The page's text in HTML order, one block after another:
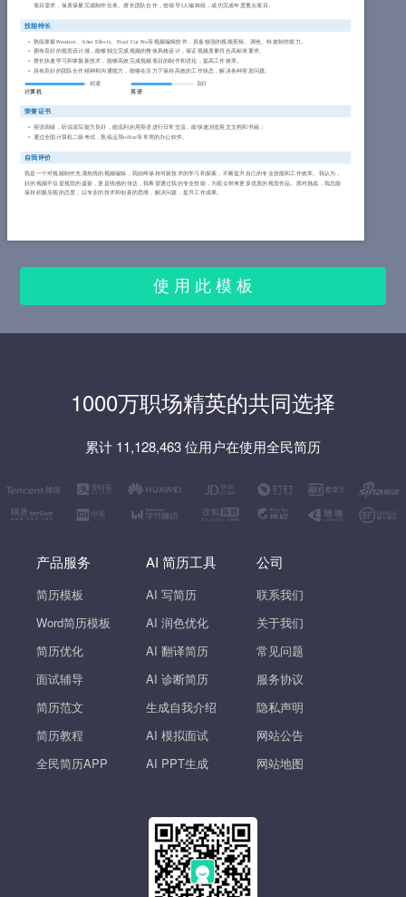
项目需求，保质保量完成制作任务。擅长团队合作，曾领导3人编辑组，成功完成年度重点项目。
技能特长
熟练掌握Premiere、After Effects、Final Cut Pro等视频编辑软件，具备较强的视频剪辑、调色、特效制作能力。
拥有良好的视觉设计感，能够独立完成视频的整体风格设计，保证视频质量符合高标准要求。
擅长快速学习和掌握新技术，能够高效完成视频项目的制作和优化，提高工作效率。
具有良好的团队合作精神和沟通能力，能够在压力下保持高效的工作状态，解决各种突发问题。
计算机
精通
英语
良好
荣誉证书
英语四级，听说读写能力良好，能流利的用英语进行日常交流，能快速浏览英文文档和书籍；
通过全国计算机二级考试，熟练运用office等常用的办公软件。
自我评价
我是一个对视频制作充满热情的视频编辑，我始终保持对新技术的学习和探索，不断提升自己的专业技能和工作效率。我认为，
好的视频不仅是视觉的盛宴，更是情感的传达，我希望通过我的专业技能，为观众带来更多优质的视觉作品。面对挑战，我总能
保持积极乐观的态度，以专业的技术和创新的思维，解决问题，提升工作成果。
使 用 此 模 板
1000万职场精英的共同选择
累计 11,128,463 位用户在使用全民简历
产品服务
简历模板
Word简历模板
简历优化
面试辅导
简历范文
简历教程
全民简历APP
AI 简历工具
AI 写简历
AI 润色优化
AI 翻译简历
AI 诊断简历
生成自我介绍
AI 模拟面试
AI PPT生成
公司
联系我们
关于我们
常见问题
服务协议
隐私声明
网站公告
网站地图